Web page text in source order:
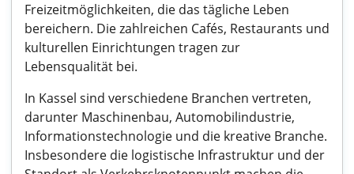
Freizeitmöglichkeiten, die das tägliche Leben
bereichern. Die zahlreichen Cafés, Restaurants und
kulturellen Einrichtungen tragen zur
Lebensqualität bei.
In Kassel sind verschiedene Branchen vertreten,
darunter Maschinenbau, Automobilindustrie,
Informationstechnologie und die kreative Branche.
Insbesondere die logistische Infrastruktur und der